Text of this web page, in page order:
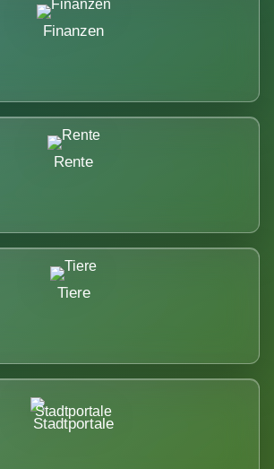
Finanzen
Rente
Tiere
Stadtportale